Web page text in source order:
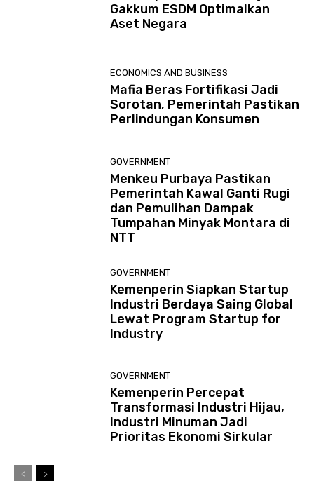
Gakkum ESDM Optimalkan
Aset Negara
ECONOMICS AND BUSINESS
Mafia Beras Fortifikasi Jadi
Sorotan, Pemerintah Pastikan
Perlindungan Konsumen
GOVERNMENT
Menkeu Purbaya Pastikan
Pemerintah Kawal Ganti Rugi
dan Pemulihan Dampak
Tumpahan Minyak Montara di
NTT
GOVERNMENT
Kemenperin Siapkan Startup
Industri Berdaya Saing Global
Lewat Program Startup for
Industry
GOVERNMENT
Kemenperin Percepat
Transformasi Industri Hijau,
Industri Minuman Jadi
Prioritas Ekonomi Sirkular